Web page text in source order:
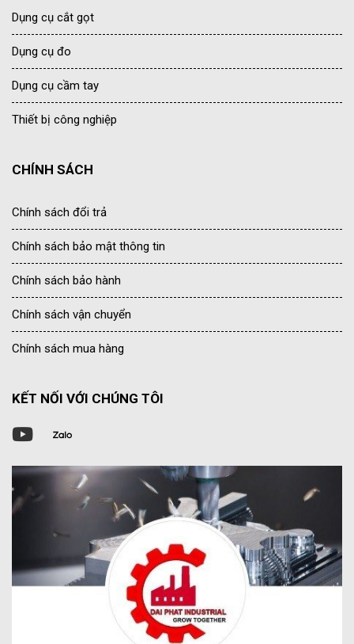
Dụng cụ cắt gọt
Dụng cụ đo
Dụng cụ cầm tay
Thiết bị công nghiệp
CHÍNH SÁCH
Chính sách đổi trả
Chính sách bảo mật thông tin
Chính sách bảo hành
Chính sách vận chuyển
Chính sách mua hàng
KẾT NỐI VỚI CHÚNG TÔI